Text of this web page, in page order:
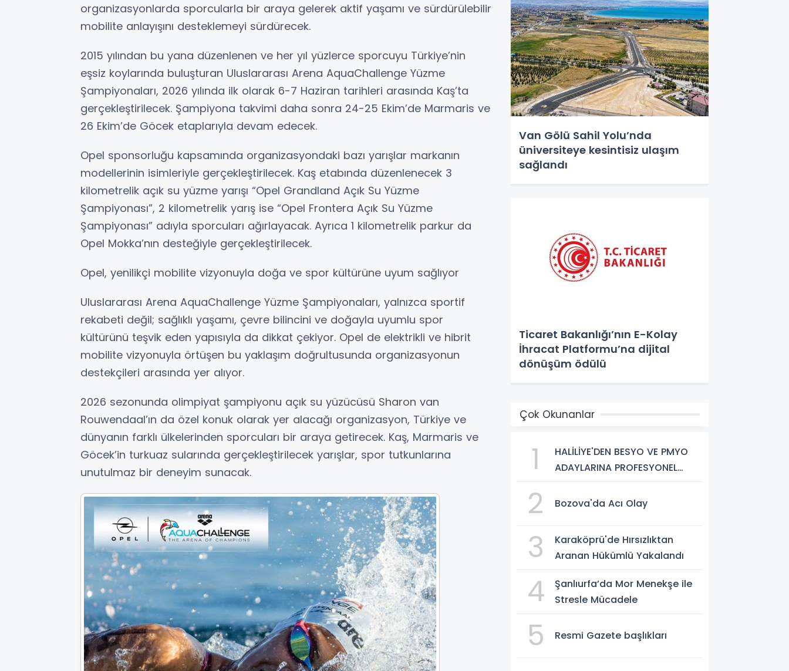
organizasyonlarda sporcularla bir araya gelerek aktif yaşamı ve sürdürülebilir
mobilite anlayışını desteklemeyi sürdürecek.
2015 yılından bu yana düzenlenen ve her yıl yüzlerce sporcuyu Türkiye’nin
eşsiz koylarında buluşturan Uluslararası Arena AquaChallenge Yüzme
Şampiyonaları, 2026 yılında ilk olarak 6-7 Haziran tarihleri arasında Kaş’ta
gerçekleştirilecek. Şampiyona takvimi daha sonra 24-25 Ekim’de Marmaris ve
26 Ekim’de Göcek etaplarıyla devam edecek.
Opel sponsorluğu kapsamında organizasyondaki bazı yarışlar markanın
modellerinin isimleriyle gerçekleştirilecek. Kaş etabında düzenlenecek 3
kilometrelik açık su yüzme yarışı “Opel Grandland Açık Su Yüzme
Şampiyonası”, 2 kilometrelik yarış ise “Opel Frontera Açık Su Yüzme
Şampiyonası” adıyla sporcuları ağırlayacak. Ayrıca 1 kilometrelik parkur da
Opel Mokka’nın desteğiyle gerçekleştirilecek.
Opel, yenilikçi mobilite vizyonuyla doğa ve spor kültürüne uyum sağlıyor
Uluslararası Arena AquaChallenge Yüzme Şampiyonaları, yalnızca sportif
rekabeti değil; sağlıklı yaşamı, çevre bilincini ve doğayla uyumlu spor
kültürünü teşvik eden yapısıyla da dikkat çekiyor. Opel de elektrikli ve hibrit
mobilite vizyonuyla örtüşen bu yaklaşım doğrultusunda organizasyonun
destekçileri arasında yer alıyor.
2026 sezonunda olimpiyat şampiyonu açık su yüzücüsü Sharon van
Rouwendaal’ın da özel konuk olarak yer alacağı organizasyon, Türkiye ve
dünyanın farklı ülkelerinden sporcuları bir araya getirecek. Kaş, Marmaris ve
Göcek’in turkuaz sularında gerçekleştirilecek yarışlar, spor tutkunlarına
unutulmaz bir deneyim sunacak.
Van Gölü Sahil Yolu’nda
üniversiteye kesintisiz ulaşım
sağlandı
Ticaret Bakanlığı’nın E-Kolay
İhracat Platformu’na dijital
dönüşüm ödülü
Çok Okunanlar
1
HALİLİYE'DEN BESYO VE PMYO
ADAYLARINA PROFESYONEL
2 Bozova'da Acı Olay
3
Karaköprü'de Hırsızlıktan
Aranan Hükümlü Yakalandı
4
Şanlıurfa’da Mor Menekşe ile
Stresle Mücadele
5 Resmi Gazete başlıkları